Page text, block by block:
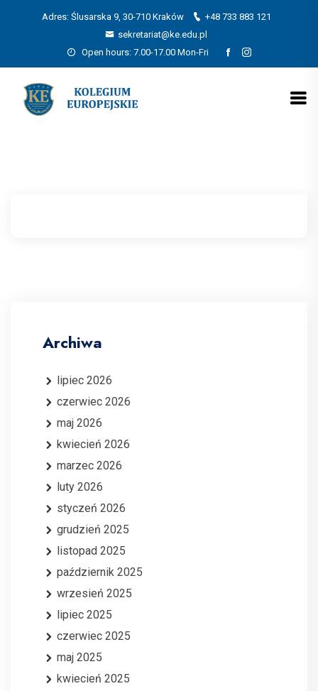
Adres: Ślusarska 9, 30-710 Kraków
+48 733 883 121
sekretariat@ke.edu.pl
Open hours: 7.00-17.00 Mon-Fri
Archiwa
lipiec 2026
czerwiec 2026
maj 2026
kwiecień 2026
marzec 2026
luty 2026
styczeń 2026
grudzień 2025
listopad 2025
październik 2025
wrzesień 2025
lipiec 2025
czerwiec 2025
maj 2025
kwiecień 2025